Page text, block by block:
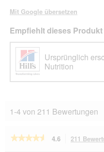
Mit Google übersetzen
Empfiehlt dieses Produkt
Ursprünglich
Nutrition
1-4 von 211 Bewertungen
★★★★★
★★★★★ 4.6 211